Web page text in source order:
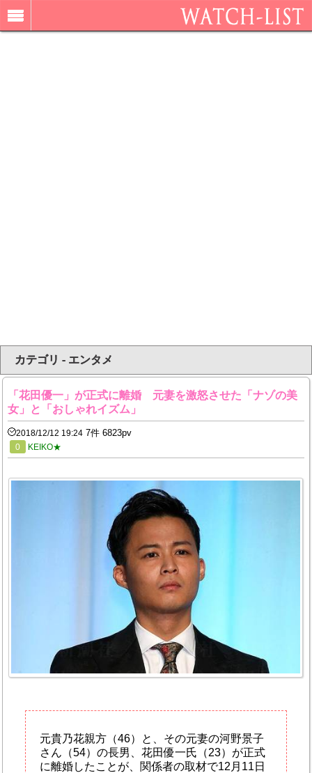
カテゴリ - エンタメ
「花田優一」が正式に離婚 元妻を激怒させた「ナゾの美
女」と「おしゃれイズム」
2018/12/12 19:24 7件 6823pv
0 KEIKO★
元貴乃花親方（46）と、その元妻の河野景子
さん（54）の長男、花田優一氏（23）が正式
に離婚したことが、関係者の取材で12月11日